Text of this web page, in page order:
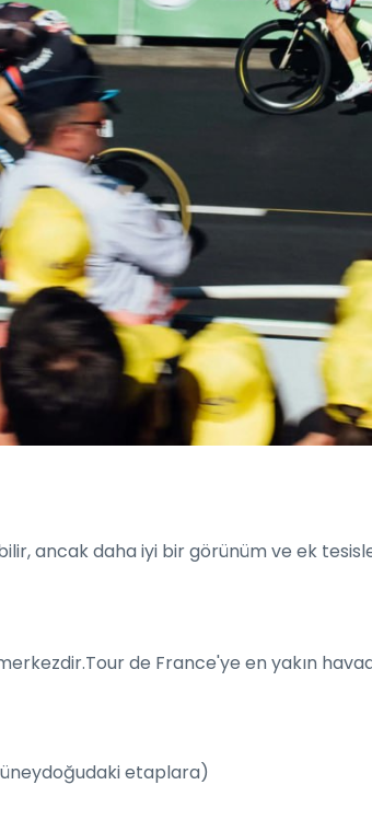
ancak daha iyi bir görünüm ve ek
de France'ye en yakın
etaplara)